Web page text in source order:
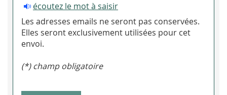
écoutez le mot à saisir
Les adresses emails ne seront pas conservées.
Elles seront exclusivement utilisées pour cet
envoi.
(*) champ obligatoire